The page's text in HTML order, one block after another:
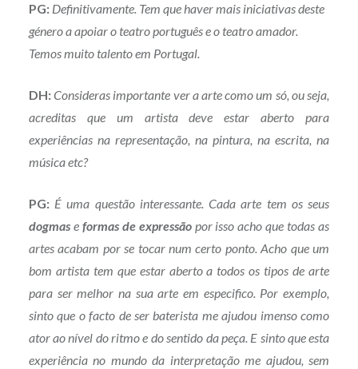
PG:Definitivamente. Tem que haver mais iniciativas deste
género a apoiar o teatro português e o teatro amador.
Temos muito talento em Portugal.
DH:Consideras importante ver a arte como um só, ou seja,
acreditas que um artista deve estar aberto para
experiências na representação, na pintura, na escrita, na
música etc?
PG:É uma questão interessante. Cada arte tem os seus
dogmase formas de expressãopor isso acho que todas as
artes acabam por se tocar num certo ponto. Acho que um
bom artista tem que estar aberto a todos os tipos de arte
para ser melhor na sua arte em especifico. Por exemplo,
sinto que o facto de ser baterista me ajudou imenso como
ator ao nível do ritmo e do sentido da peça. E sinto que esta
experiência no mundo da interpretação me ajudou, sem